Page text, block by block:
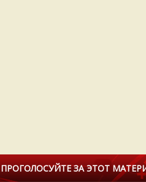
ПРОГОЛОСУЙТЕ ЗА ЭТОТ